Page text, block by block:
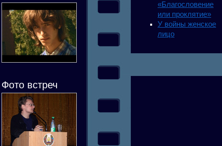
Фото встреч
«Благословение
или проклятие»
У войны женское
лицо